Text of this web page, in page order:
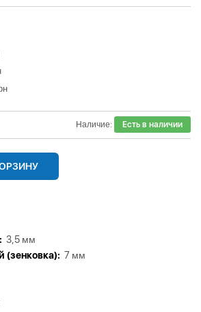
Наличие: Есть в наличии
3,5 мм
(зенковка): 7 мм